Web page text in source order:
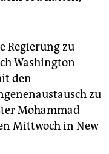
Regierung zu
Washington
den
zu
Mohammad
Mittwoch in New